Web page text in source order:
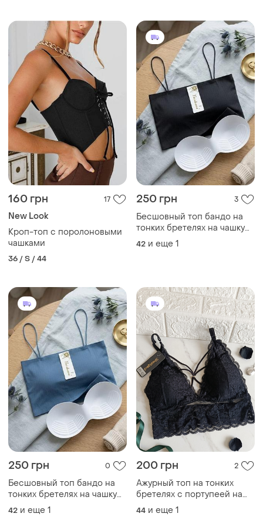
160 грн 17
New Look
Кроп-топ с поролоновыми
чашками
36 / S / 44
250 грн 3
Бесшовный топ бандо на
тонких бретелях на чашку
а/в
42 и еще 1
250 грн 0
Бесшовный топ бандо на
тонких бретелях на чашку
а/в
42 и еще 1
200 грн 2
Ажурный топ на тонких
бретелях с портупеей на
чашку а/в
44 и еще 1